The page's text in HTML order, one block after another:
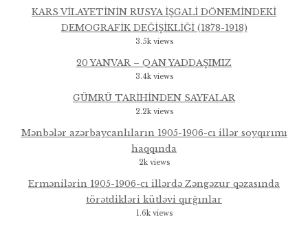
KARS VİLAYETİNİN RUSYA İŞGALİ DÖNEMİNDEKİ
DEMOGRAFİK DEĞİŞİKLİĞİ (1878-1918)
3.5k views
20 YANVAR – QAN YADDAŞIMIZ
3.4k views
GÜMRÜ TARİHİNDEN SAYFALAR
2.2k views
Mənbələr azərbaycanlıların 1905-1906-cı illər soyqırımı
haqqında
2k views
Ermənilərin 1905-1906-cı illərdə Zəngəzur qəzasında
törətdikləri kütləvi qırğınlar
1.6k views